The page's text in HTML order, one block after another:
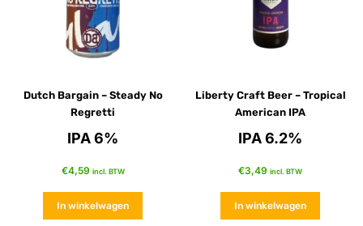
Dutch Bargain – Steady No
Regretti
IPA 6%
€4,59 incl. BTW
In winkelwagen
Liberty Craft Beer – Tropical
American IPA
IPA 6.2%
€3,49 incl. BTW
In winkelwagen